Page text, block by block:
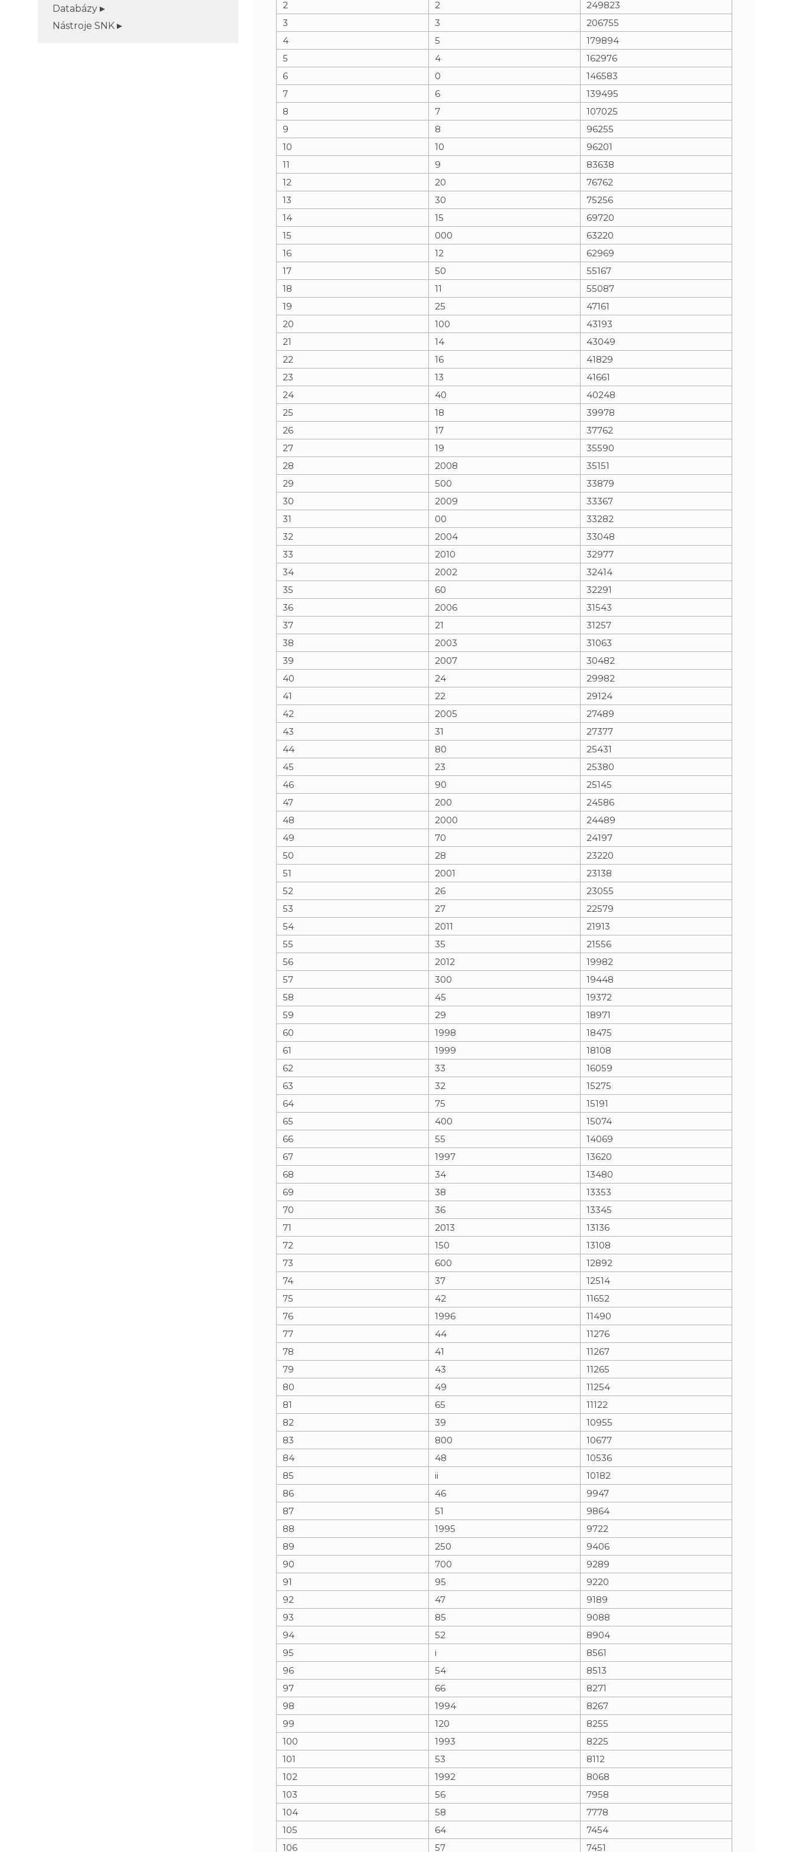
e
t
Databázy
Nástroje SNK
2
2
249823
3
3
206755
4
5
179894
5
4
162976
6
0
146583
7
6
139495
8
7
107025
9
8
96255
10
10
96201
11
9
83638
12
20
76762
13
30
75256
14
15
69720
15
000
63220
16
12
62969
17
50
55167
18
11
55087
19
25
47161
20
100
43193
21
14
43049
22
16
41829
23
13
41661
24
40
40248
25
18
39978
26
17
37762
27
19
35590
28
2008
35151
29
500
33879
30
2009
33367
31
00
33282
32
2004
33048
33
2010
32977
34
2002
32414
35
60
32291
36
2006
31543
37
21
31257
38
2003
31063
39
2007
30482
40
24
29982
41
22
29124
42
2005
27489
43
31
27377
44
80
25431
45
23
25380
46
90
25145
47
200
24586
48
2000
24489
49
70
24197
50
28
23220
51
2001
23138
52
26
23055
53
27
22579
54
2011
21913
55
35
21556
56
2012
19982
57
300
19448
58
45
19372
59
29
18971
60
1998
18475
61
1999
18108
62
33
16059
63
32
15275
64
75
15191
65
400
15074
66
55
14069
67
1997
13620
68
34
13480
69
38
13353
70
36
13345
71
2013
13136
72
150
13108
73
600
12892
74
37
12514
75
42
11652
76
1996
11490
77
44
11276
78
41
11267
79
43
11265
80
49
11254
81
65
11122
82
39
10955
83
800
10677
84
48
10536
85
ii
10182
86
46
9947
87
51
9864
88
1995
9722
89
250
9406
90
700
9289
91
95
9220
92
47
9189
93
85
9088
94
52
8904
95
i
8561
96
54
8513
97
66
8271
98
1994
8267
99
120
8255
100
1993
8225
101
53
8112
102
1992
8068
103
56
7958
104
58
7778
105
64
7454
106
57 7451